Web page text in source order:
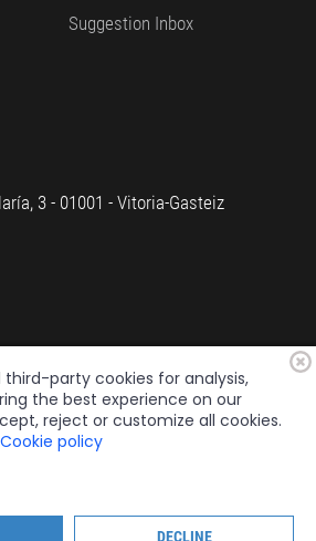
Suggestion Inbox
3 - 01001 - Vitoria-Gasteiz
Santa María All rights reserved.
third-party cookies for analysis,
the best experience on our
reject or customize all cookies.
Cookie policy
DECLINE